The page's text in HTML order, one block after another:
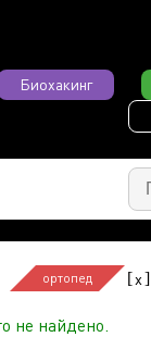
Биохакинг
ортопед [x]
не найдено.